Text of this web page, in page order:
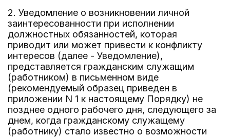
2. Уведомление о возникновении личной
заинтересованности при исполнении
должностных обязанностей, которая
приводит или может привести к конфликту
интересов (далее - Уведомление),
представляется гражданским служащим
(работником) в письменном виде
(рекомендуемый образец приведен в
приложении N 1 к настоящему Порядку) не
позднее одного рабочего дня, следующего за
днем, когда гражданскому служащему
(работнику) стало известно о возможности